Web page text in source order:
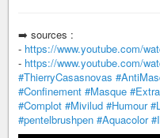
➡️ sources :
- https://www.youtube.com/
- https://www.youtube.com/
#ThierryCasasnovas
#Confinement #Masque
#Complot #Mivilud #Humour
#pentelbrushpen #Aquacolor